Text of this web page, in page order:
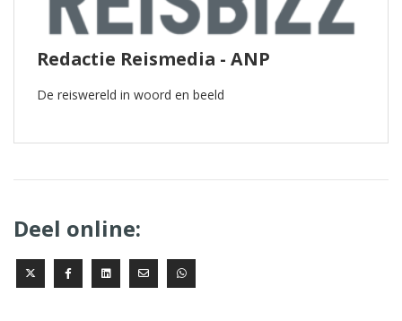
Redactie Reismedia - ANP
De reiswereld in woord en beeld
Deel online: